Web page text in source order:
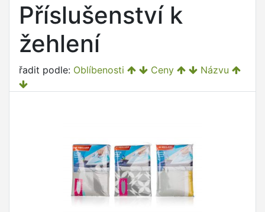
Příslušenství k
žehlení
řadit podle: Oblíbenosti Ceny Názvu